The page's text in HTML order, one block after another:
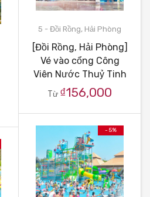
5 - Đồi Rồng, Hải Phòng
[Đồi Rồng, Hải Phòng]
Vé vào cổng Công
Viên Nước Thuỷ Tinh
Từ ₫156,000
- 5%